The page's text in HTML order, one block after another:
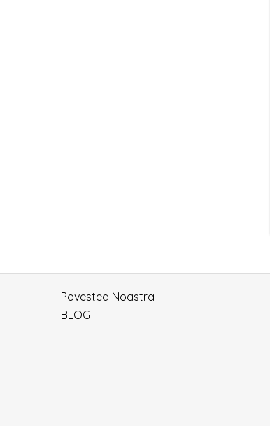
Povestea Noastra
BLOG